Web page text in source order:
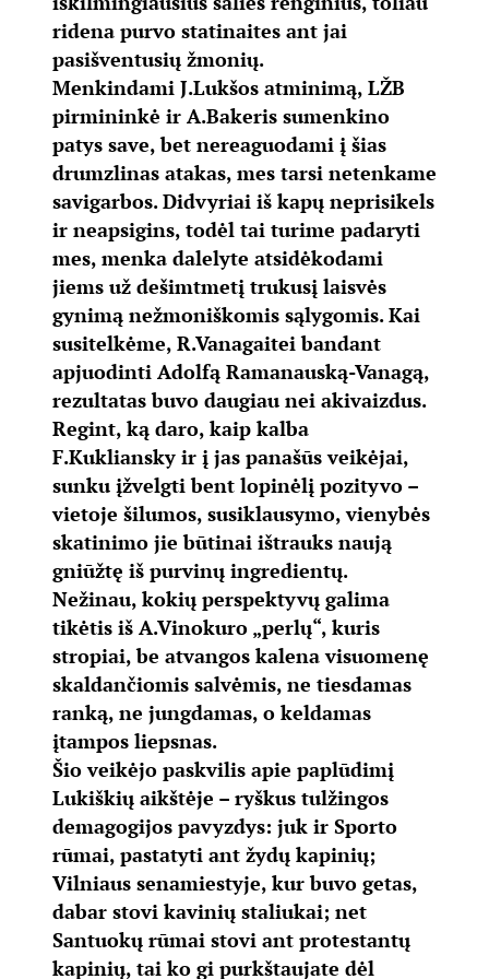
ridena purvo statinaites ant jai
pasišventusių žmonių.
Menkindami J.Lukšos atminimą, LŽB
pirmininkė ir A.Bakeris sumenkino
patys save, bet nereaguodami į šias
drumzlinas atakas, mes tarsi netenkame
savigarbos. Didvyriai iš kapų neprisikels
ir neapsigins, todėl tai turime padaryti
mes, menka dalelyte atsidėkodami
jiems už dešimtmetį trukusį laisvės
gynimą nežmoniškomis sąlygomis. Kai
susitelkėme, R.Vanagaitei bandant
apjuodinti Adolfą Ramanauską-Vanagą,
rezultatas buvo daugiau nei akivaizdus.
Regint, ką daro, kaip kalba
F.Kukliansky ir į jas panašūs veikėjai,
sunku įžvelgti bent lopinėlį pozityvo –
vietoje šilumos, susiklausymo, vienybės
skatinimo jie būtinai ištrauks naują
gniūžtę iš purvinų ingredientų.
Nežinau, kokių perspektyvų galima
tikėtis iš A.Vinokuro „perlų“, kuris
stropiai, be atvangos kalena visuomenę
skaldančiomis salvėmis, ne tiesdamas
ranką, ne jungdamas, o keldamas
įtampos liepsnas.
Šio veikėjo paskvilis apie paplūdimį
Lukiškių aikštėje – ryškus tulžingos
demagogijos pavyzdys: juk ir Sporto
rūmai, pastatyti ant žydų kapinių;
Vilniaus senamiestyje, kur buvo getas,
dabar stovi kavinių staliukai; net
Santuokų rūmai stovi ant protestantų
kapinių, tai ko gi purkštaujate dėl